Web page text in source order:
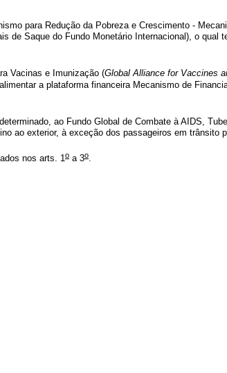
para Redução da Pobreza e Crescimento -
Saque do Fundo Monetário Internacional), o
Vacinas e Imunização (Global Alliance for Vaccines
a plataforma financeira Mecanismo de
ao Fundo Global de Combate à AIDS,
ao exterior, à exceção dos passageiros em trânsito
nos arts. 1o a 3o.